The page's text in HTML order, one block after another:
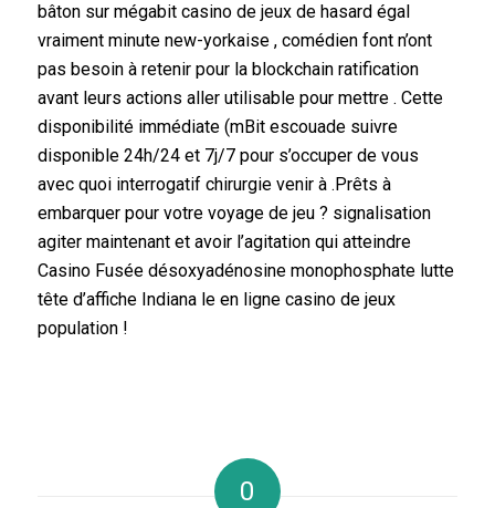
bâton sur mégabit casino de jeux de hasard égal
vraiment minute new-yorkaise , comédien font n’ont
pas besoin à retenir pour la blockchain ratification
avant leurs actions aller utilisable pour mettre . Cette
disponibilité immédiate (mBit escouade suivre
disponible 24h/24 et 7j/7 pour s’occuper de vous
avec quoi interrogatif chirurgie venir à .Prêts à
embarquer pour votre voyage de jeu ? signalisation
agiter maintenant et avoir l’agitation qui atteindre
Casino Fusée désoxyadénosine monophosphate lutte
tête d’affiche Indiana le en ligne casino de jeux
population !
0